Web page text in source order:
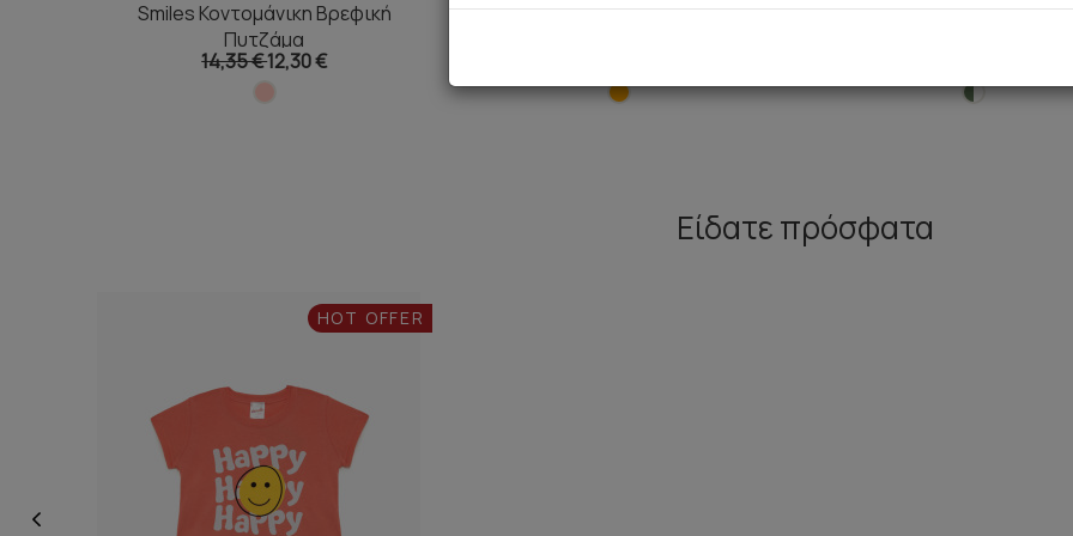
Smiles Κοντομάνικη Βρεφική
Πυτζάμα
14,35 €12,30 €
Safari Αμάνικη Μπριτέλα Βρεφική
Safari Αμάνικη Μπριτέλα
Είδατε πρόσφατα
HOT OFFER